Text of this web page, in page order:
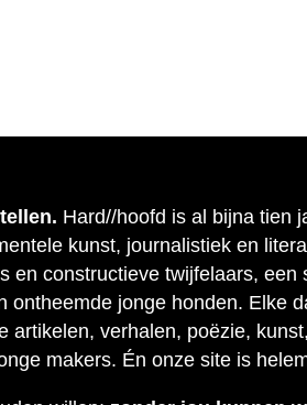
Hard//hoofd is al bijna tien
kunst, journalistiek en
en constructieve twijfelaars, een
ontheemde jonge honden. Elke
artikelen, verhalen, poëzie,
makers. Én onze site is